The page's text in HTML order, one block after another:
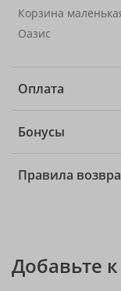
Корзина
Оазис
Оплата
Бонусы
Правила
Добавьте к